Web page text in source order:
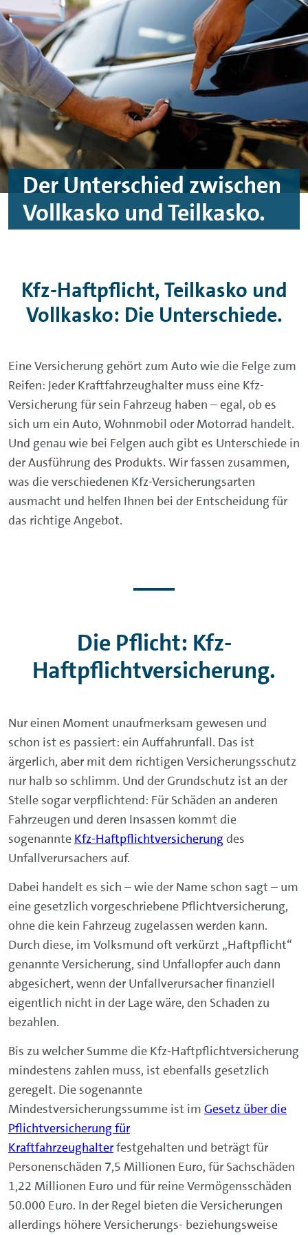
Zum Hauptinhalt springen
Zur Fußzeile springen
Der Unterschied zwischen
Vollkasko und Teilkasko.
Kfz-Haftpflicht, Teilkasko und
Vollkasko: Die Unterschiede.
Eine Versicherung gehört zum Auto wie die Felge zum
Reifen: Jeder Kraftfahrzeughalter muss eine Kfz-
Versicherung für sein Fahrzeug haben – egal, ob es
sich um ein Auto, Wohnmobil oder Motorrad handelt.
Und genau wie bei Felgen auch gibt es Unterschiede in
der Ausführung des Produkts. Wir fassen zusammen,
was die verschiedenen Kfz-Versicherungsarten
ausmacht und helfen Ihnen bei der Entscheidung für
das richtige Angebot.
Die Pflicht: Kfz-
Haftpflichtversicherung.
Nur einen Moment unaufmerksam gewesen und
schon ist es passiert: ein Auffahrunfall. Das ist
ärgerlich, aber mit dem richtigen Versicherungsschutz
nur halb so schlimm. Und der Grundschutz ist an der
Stelle sogar verpflichtend: Für Schäden an anderen
Fahrzeugen und deren Insassen kommt die
sogenannte Kfz-Haftpflichtversicherung des
Unfallverursachers auf.
Dabei handelt es sich – wie der Name schon sagt – um
eine gesetzlich vorgeschriebene Pflichtversicherung,
ohne die kein Fahrzeug zugelassen werden kann.
Durch diese, im Volksmund oft verkürzt „Haftpflicht“
genannte Versicherung, sind Unfallopfer auch dann
abgesichert, wenn der Unfallverursacher finanziell
eigentlich nicht in der Lage wäre, den Schaden zu
bezahlen.
Bis zu welcher Summe die Kfz-Haftpflichtversicherung
mindestens zahlen muss, ist ebenfalls gesetzlich
geregelt. Die sogenannte
Mindestversicherungssumme ist im Gesetz über die
Pflichtversicherung für
Kraftfahrzeughalterfestgehalten und beträgt für
Personenschäden 7,5 Millionen Euro, für Sachschäden
1,22 Millionen Euro und für reine Vermögensschäden
50.000 Euro. In der Regel bieten die Versicherungen
allerdings höhere Versicherungs- beziehungsweise